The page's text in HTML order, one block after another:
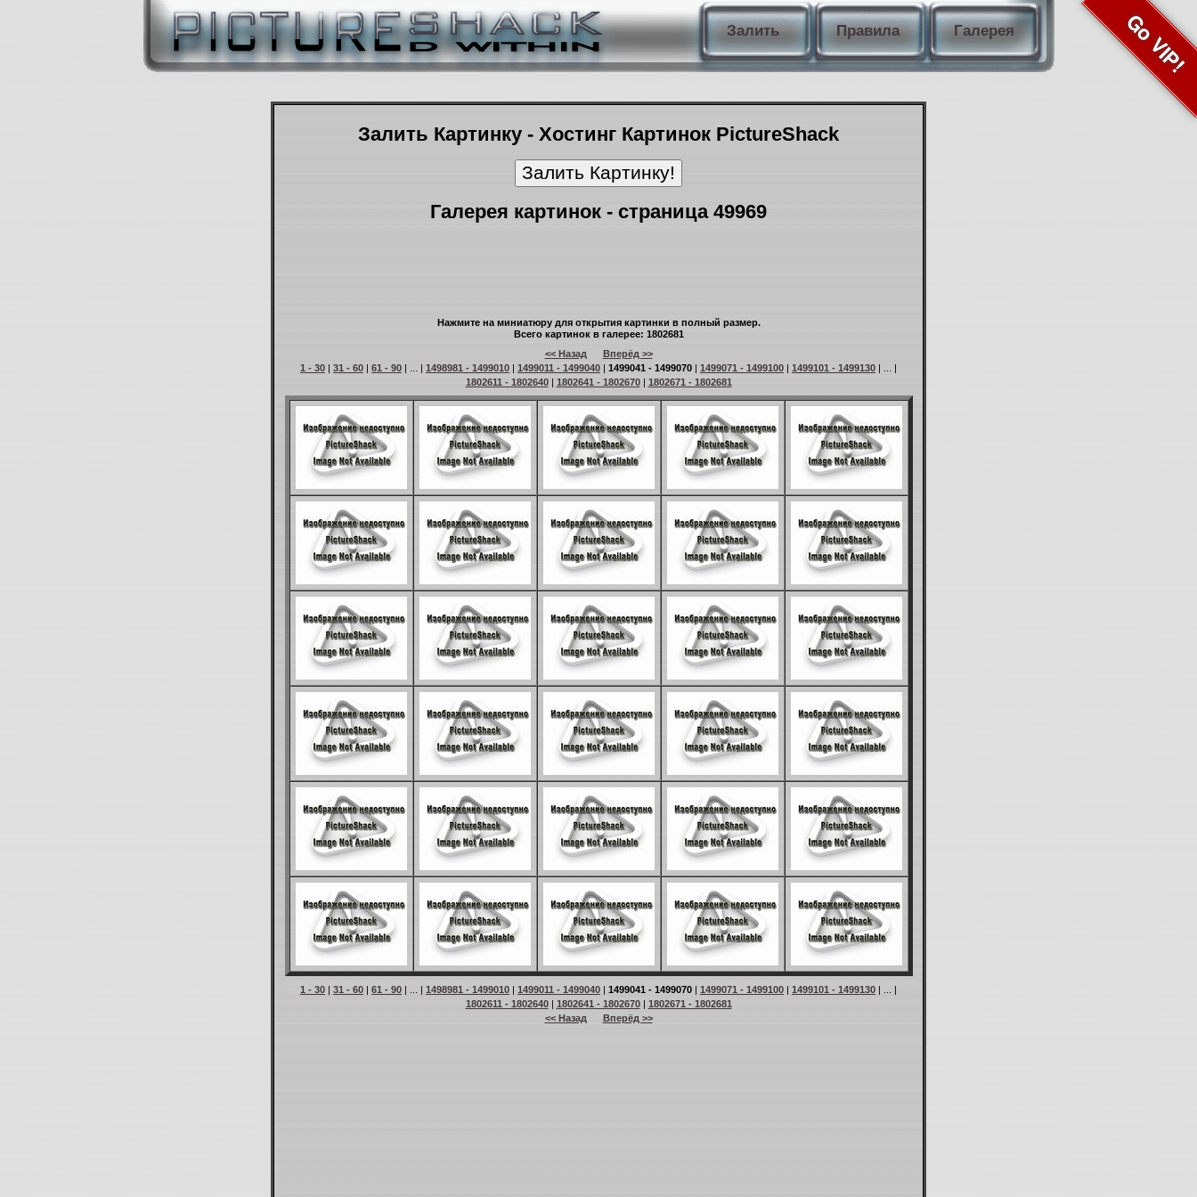
Залить Правила Галерея Go VIP!
Залить Картинку - Хостинг Картинок PictureShack
Галерея картинок - страница 49969
Нажмите на миниатюру для открытия картинки в полный размер.
Всего картинок в галерее: 1802681
<< Назад
Вперёд >>
1 - 30 | 31 - 60 | 61 - 90 | ... | 1498981 - 1499010 | 1499011 - 1499040 | 1499041 - 1499070 | 1499071 - 1499100 | 1499101 - 1499130 | ... |
1802611 - 1802640| 1802641 - 1802670| 1802671 - 1802681
1 - 30 | 31 - 60 | 61 - 90 | ... | 1498981 - 1499010 | 1499011 - 1499040 | 1499041 - 1499070 | 1499071 - 1499100 | 1499101 - 1499130 | ... |
1802611 - 1802640| 1802641 - 1802670| 1802671 - 1802681
<< Назад
Вперёд >>